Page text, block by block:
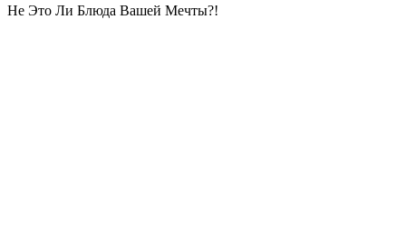
Не Это Ли Блюда Вашей Мечты?!